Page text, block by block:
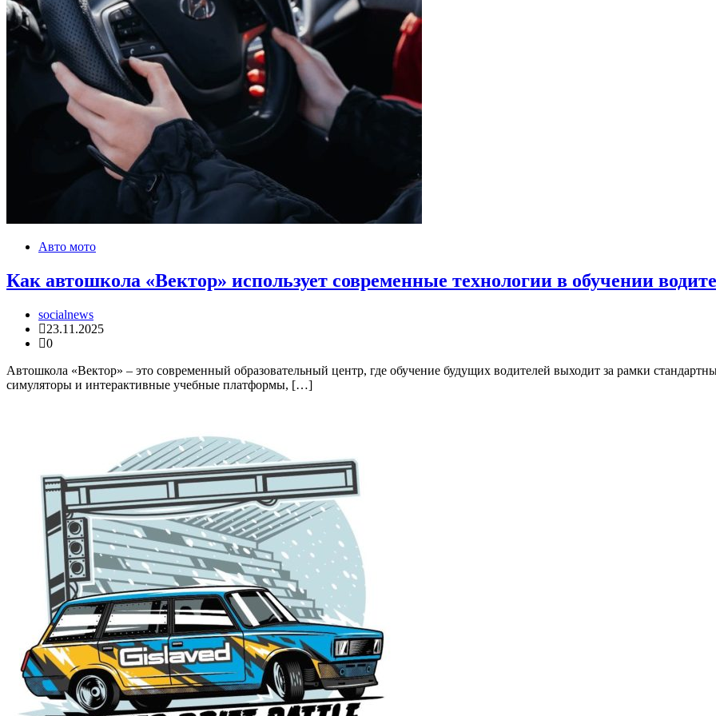
Авто мото
Как автошкола «Вектор» использует современные технологии в обучении
socialnews
23.11.2025
0
Автошкола «Вектор» – это современный образовательный центр, где обучение будущих водителей выходит за рамки
симуляторы и интерактивные учебные платформы, […]